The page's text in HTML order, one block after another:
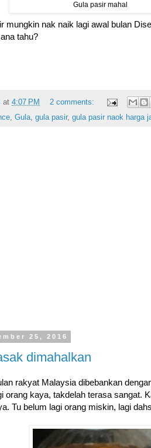
Gula pasir mahal
mungkin nak naik lagi awal bulan
tahu?
at 4:07 PM
2 comments:
, Gula, gula pasir, gula pasir naok harga
25, 2016
dimahalkan
rakyat Malaysia dibebankan
orang kaya, takdelah terasa sangat.
Tu belum lagi orang miskin, lagi